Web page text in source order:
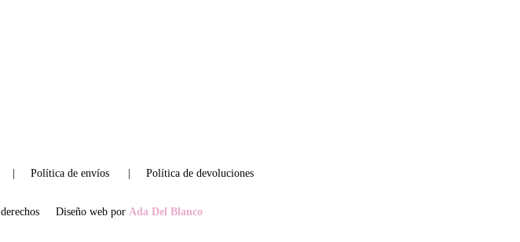
Política de envíos
      |
Política de devoluciones
Diseño web por Ada Del Blanco